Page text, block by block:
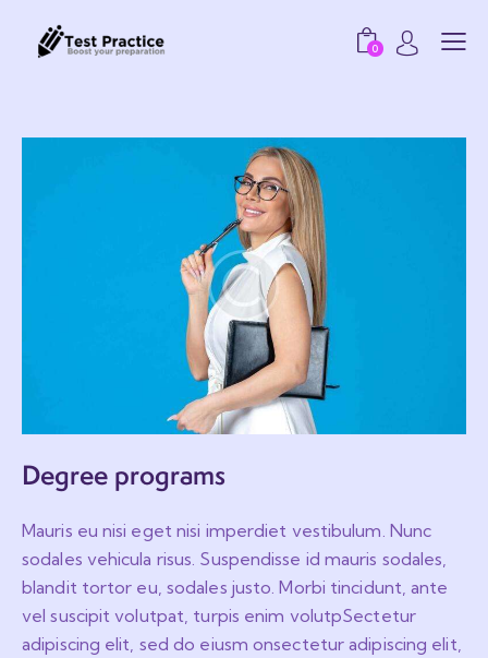
0
Degree programs
Mauris eu nisi eget nisi imperdiet vestibulum. Nunc
sodales vehicula risus. Suspendisse id mauris sodales,
blandit tortor eu, sodales justo. Morbi tincidunt, ante
vel suscipit volutpat, turpis enim volutpSectetur
adipiscing elit, sed do eiusm onsectetur adipiscing elit,